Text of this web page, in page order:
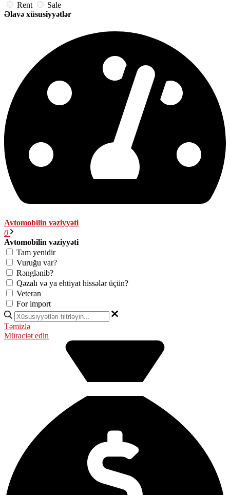
Rent
Sale
Əlavə xüsusiyyətlər
Avtomobilin vəziyyəti
0
Avtomobilin vəziyyəti
Tam yenidir
Vuruğu var?
Rənglənib?
Qəzalı və ya ehtiyat hissələr üçün?
Veteran
For import
Təmizlə
Müraciət edin